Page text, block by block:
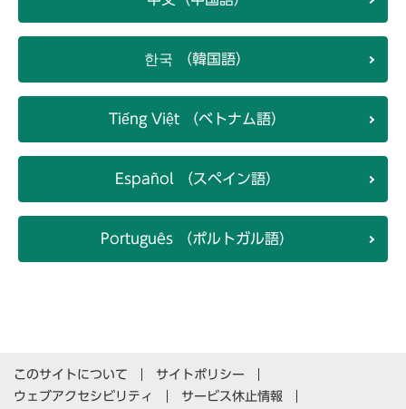
한국 （韓国語）
Tiếng Việt （ベトナム語）
Español （スペイン語）
Português （ポルトガル語）
このサイトについて
サイトポリシー
ウェブアクセシビリティ
サービス休止情報